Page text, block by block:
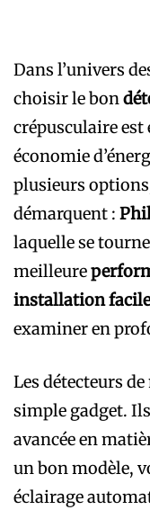
Dans l’univers
choisir le bon
crépusculaire
économie
plusieurs
démarquent :
laquelle se
meilleure
installation facile
examiner en
Les détecteurs
simple gadget.
avancée en
un bon modèle,
éclairage